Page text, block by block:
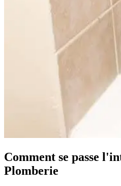
Comment se passe
Plomberie